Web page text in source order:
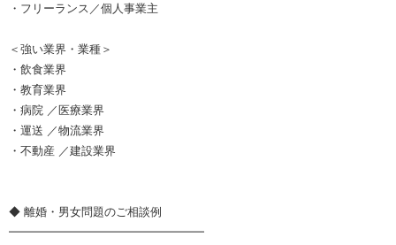
・フリーランス／個人事業主
＜強い業界・業種＞
・飲食業界
・教育業界
・病院 ／医療業界
・運送 ／物流業界
・不動産 ／建設業界
◆ 離婚・男女問題のご相談例
━━━━━━━━━━━━━━━━━